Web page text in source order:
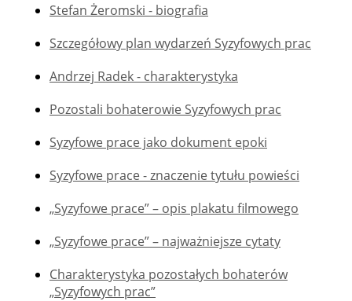
Stefan Żeromski - biografia
Szczegółowy plan wydarzeń Syzyfowych prac
Andrzej Radek - charakterystyka
Pozostali bohaterowie Syzyfowych prac
Syzyfowe prace jako dokument epoki
Syzyfowe prace - znaczenie tytułu powieści
„Syzyfowe prace” – opis plakatu filmowego
„Syzyfowe prace” – najważniejsze cytaty
Charakterystyka pozostałych bohaterów
„Syzyfowych prac”